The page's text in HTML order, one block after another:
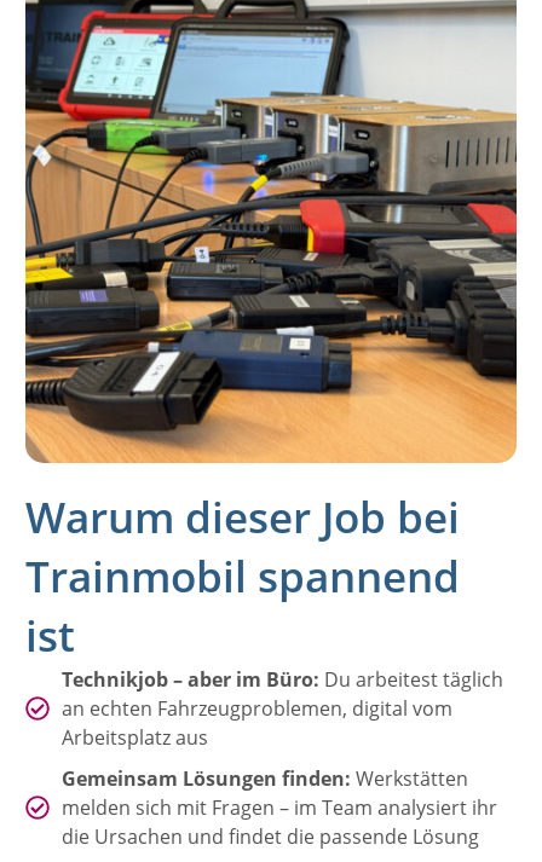
Warum dieser Job bei
Trainmobil spannend
ist
Technikjob – aber im Büro: Du arbeitest täglich
an echten Fahrzeugproblemen, digital vom
Arbeitsplatz aus
Gemeinsam Lösungen finden: Werkstätten
melden sich mit Fragen – im Team analysiert ihr
die Ursachen und findet die passende Lösung